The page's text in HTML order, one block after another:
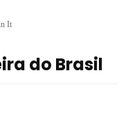
It
do Brasil